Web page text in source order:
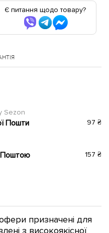
Є питання щодо товару?
Sezon
Пошти 97 ₴
Поштою 157 ₴
призначені для
з високоякісної